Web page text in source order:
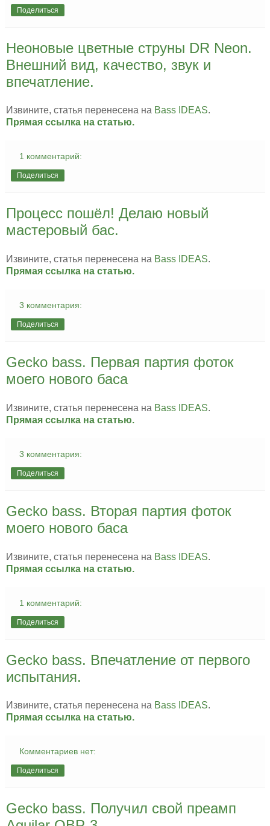
Поделиться
Неоновые цветные струны DR Neon.
Внешний вид, качество, звук и
впечатление.
Извините, статья перенесена на Bass IDEAS.
Прямая ссылка на статью.
1 комментарий:
Поделиться
Процесс пошёл! Делаю новый
мастеровый бас.
Извините, статья перенесена на Bass IDEAS.
Прямая ссылка на статью.
3 комментария:
Поделиться
Gecko bass. Первая партия фоток
моего нового баса
Извините, статья перенесена на Bass IDEAS.
Прямая ссылка на статью.
3 комментария:
Поделиться
Gecko bass. Вторая партия фоток
моего нового баса
Извините, статья перенесена на Bass IDEAS.
Прямая ссылка на статью.
1 комментарий:
Поделиться
Gecko bass. Впечатление от первого
испытания.
Извините, статья перенесена на Bass IDEAS.
Прямая ссылка на статью.
Комментариев нет:
Поделиться
Gecko bass. Получил свой преамп